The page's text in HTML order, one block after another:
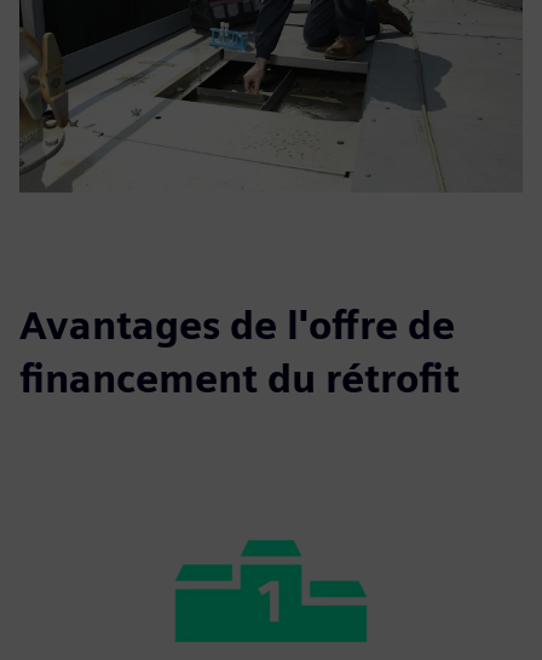
Avantages de l'offre de
financement du rétrofit